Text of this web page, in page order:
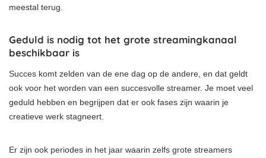
meestal terug.
Geduld is nodig tot het grote streamingkanaal
beschikbaar is
Succes komt zelden van de ene dag op de andere, en dat geldt
ook voor het worden van een succesvolle streamer. Je moet veel
geduld hebben en begrijpen dat er ook fases zijn waarin je
creatieve werk stagneert.
Er zijn ook periodes in het jaar waarin zelfs grote streamers